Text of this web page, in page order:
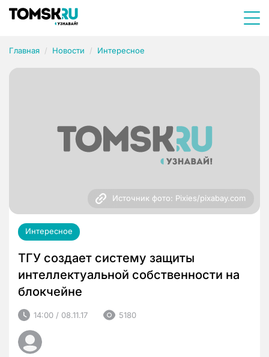
Главная Новости Интересное
Источник фото: Pixies/pixabay.com
Интересное
ТГУ создает систему защиты
интеллектуальной собственности на
блокчейне
14:00 / 08.11.17 5180